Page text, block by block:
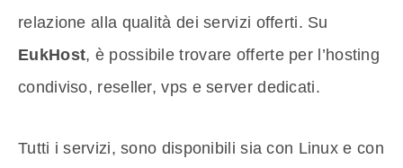
relazione alla qualità dei servizi offerti. Su
EukHost, è possibile trovare offerte per l’hosting
condiviso, reseller, vps e server dedicati.
Tutti i servizi, sono disponibili sia con Linux e con